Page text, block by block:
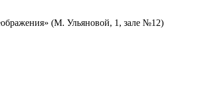
(М. Ульяновой, 1, зале №12)